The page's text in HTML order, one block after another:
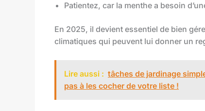
Patientez, car la menthe a besoin
En 2025, il devient essentiel de bien
climatiques qui peuvent lui donner un
Lire aussi : tâches de jardinage
pas à les cocher de votre liste !